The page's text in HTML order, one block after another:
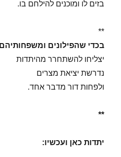
בזים לו ומוכנים להילחם בו.
**
בכדי שהפילונים ומשפחותיהם
יצליחו להשתחרר מהיתדות
נדרשת יציאת מצרים
ולפחות דור מדבר אחד.
**
יתדות כאן ועכשיו: